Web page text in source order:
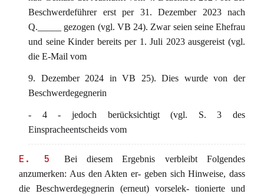
Beschwerdeführer erst per 31. Dezember 2023 nach
Q._____ gezogen (vgl. VB 24). Zwar seien seine Ehefrau
und seine Kinder bereits per 1. Juli 2023 ausgereist (vgl.
die E-Mail vom
9. Dezember 2024 in VB 25). Dies wurde von der
Beschwerdegegnerin
- 4 - jedoch berücksichtigt (vgl. S. 3 des
Einspracheentscheids vom
E. 5
Bei diesem Ergebnis verbleibt Folgendes
anzumerken: Aus den Akten er- geben sich Hinweise, dass
die Beschwerdegegnerin (erneut) vorselek- tionierte und